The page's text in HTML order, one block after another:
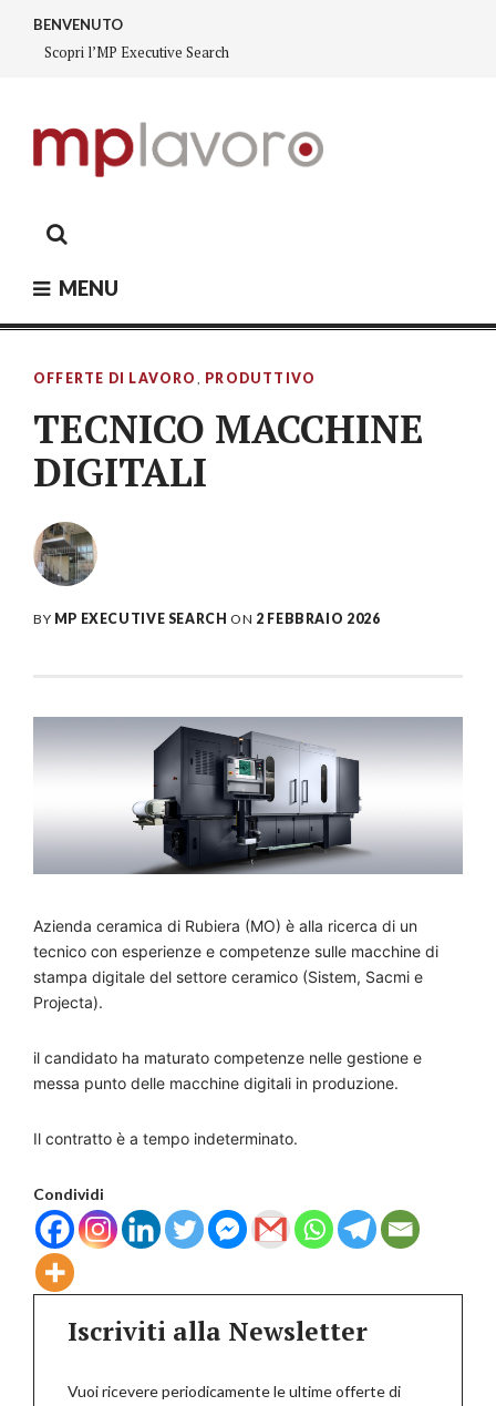
content
BENVENUTO
Scopri l’MP Executive Search
Lavoro Modena
MENU
OFFERTE DI LAVORO , PRODUTTIVO
TECNICO MACCHINE
DIGITALI
BY MP EXECUTIVE SEARCH ON 2 FEBBRAIO 2026
Azienda ceramica di Rubiera (MO) è alla ricerca di un
tecnico con esperienze e competenze sulle macchine di
stampa digitale del settore ceramico (Sistem, Sacmi e
Projecta).
il candidato ha maturato competenze nelle gestione e
messa punto delle macchine digitali in produzione.
Il contratto è a tempo indeterminato.
Condividi
Iscriviti alla Newsletter
Vuoi ricevere periodicamente le ultime offerte di